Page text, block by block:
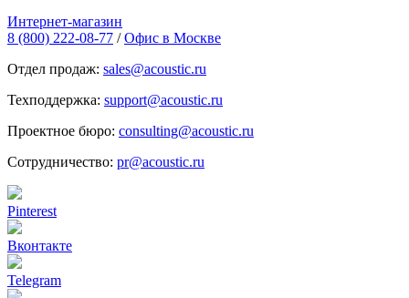
Интернет-магазин
8 (800) 222-08-77 / Офис в Москве
Отдел продаж: sales@acoustic.ru
Техподдержка: support@acoustic.ru
Проектное бюро: consulting@acoustic.ru
Сотрудничество: pr@acoustic.ru
Pinterest
Вконтакте
Telegram